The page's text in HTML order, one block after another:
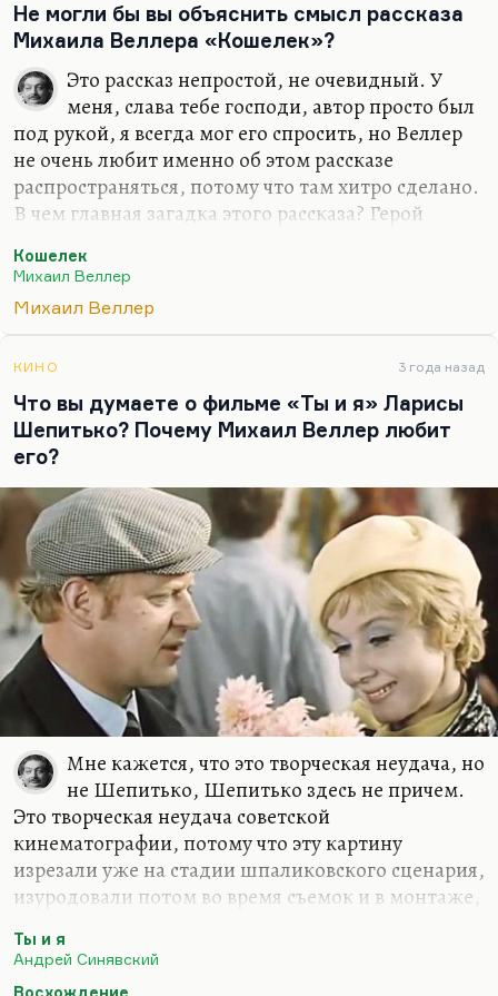
шкатулкам. Он же ответил для себя на вопрос,
что человеку нужно: нужна ему не благо, не
процветание, не победа, а нужен ему диапазон
ощущений. Эта мысль сама по себе довольно
революционная.
А потом,…
Не могли бы вы объяснить смысл рассказа
Михаила Веллера «Кошелек»?
Это рассказ непростой, не очевидный. У
меня, слава тебе господи, автор просто был
под рукой, я всегда мог его спросить, но Веллер
не очень любит именно об этом рассказе
распространяться, потому что там хитро сделано.
В чем главная загадка этого рассказа? Герой
кошелек, кошелек ему платит. Причем никогда
непонятно, сколько он заплатит и за что.
получает ни гроша, иногда ведет себя как свинья
и получает. Нет никакого правила, по которому к
нему приходили бы деньги. И только под конец
вы начинаете понимать, что кошелек платит ему
не за добро, не за зло, не за мораль, не за
жадность, а кошелек ему платит за его…
Кошелек
Михаил Веллер
Михаил Веллер
КИНО 3 года назад
Что вы думаете о фильме «Ты и я» Ларисы
Шепитько? Почему Михаил Веллер любит
его?
Мне кажется, что это творческая неудача, но
не Шепитько, Шепитько здесь не причем.
Это творческая неудача советской
кинематографии, потому что эту картину
изрезали уже на стадии шпаликовского сценария,
изуродовали потом во время съемок и в монтаже,
кризисный, чтобы получился невероятный, чудом
состоявшийся шедевр «Восхождение». А думаю,
Ты и я
Андрей Синявский
Восхождение